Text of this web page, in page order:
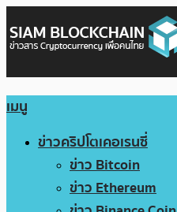
เมนู
ข่าวคริปโตเคอเรนซี่
ข่าว Bitcoin
ข่าว Ethereum